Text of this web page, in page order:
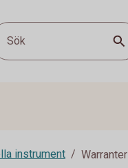
Sök
instrument Warranter